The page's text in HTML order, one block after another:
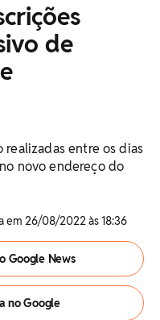
de
realizadas entre os dias
novo endereço do
em 26/08/2022 às 18:36
Google News
no Google